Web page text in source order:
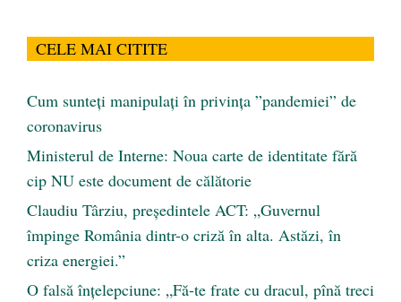
CELE MAI CITITE
Cum sunteți manipulați în privința ”pandemiei” de
coronavirus
Ministerul de Interne: Noua carte de identitate fără
cip NU este document de călătorie
Claudiu Târziu, președintele ACT: „Guvernul
împinge România dintr-o criză în alta. Astăzi, în
criza energiei.”
O falsă înțelepciune: „Fă-te frate cu dracul, pînă treci